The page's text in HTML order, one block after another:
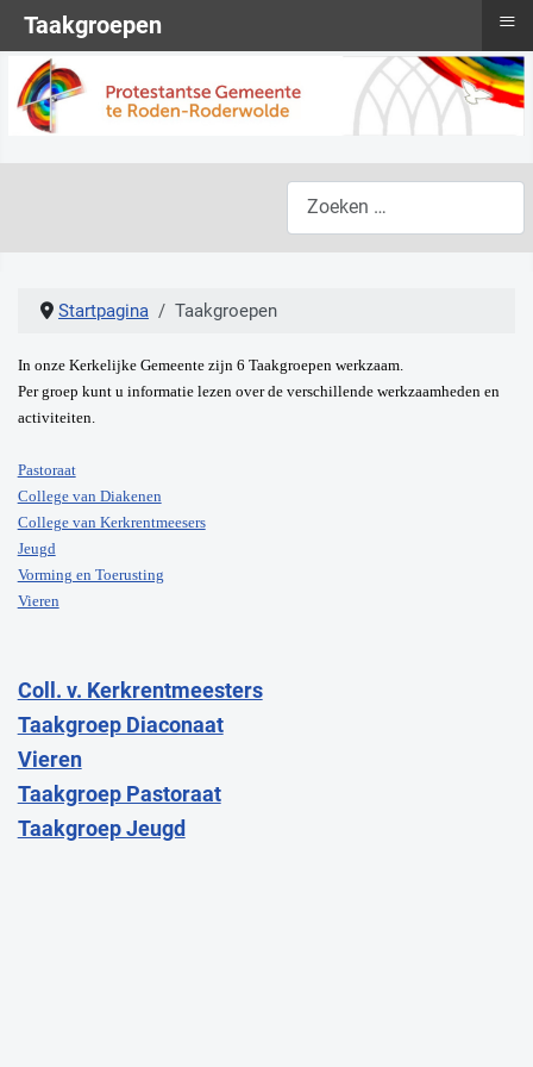
Startpagina Taakgroepen
In onze Kerkelijke Gemeente zijn 6 Taakgroepen werkzaam.
Per groep kunt u informatie lezen over de verschillende werkzaamheden en
activiteiten.
Pastoraat
College van Diakenen
College van Kerkrentmeesers
Jeugd
Vorming en Toerusting
Vieren
Coll. v. Kerkrentmeesters
Taakgroep Diaconaat
Vieren
Taakgroep Pastoraat
Taakgroep Jeugd
Taakgroepen ≡